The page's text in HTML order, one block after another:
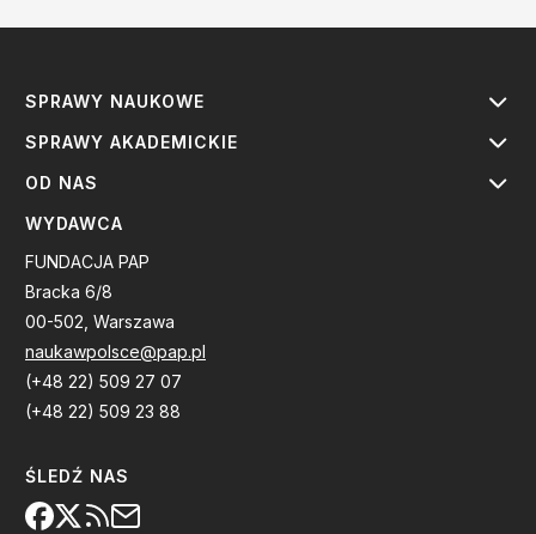
SPRAWY NAUKOWE
SPRAWY AKADEMICKIE
OD NAS
WYDAWCA
FUNDACJA PAP
Bracka 6/8
00-502, Warszawa
naukawpolsce@pap.pl
(+48 22) 509 27 07
(+48 22) 509 23 88
ŚLEDŹ NAS